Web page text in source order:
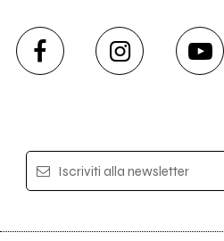
Iscriviti alla newsletter